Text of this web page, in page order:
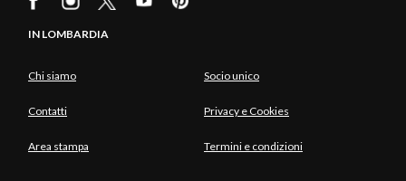
IN LOMBARDIA
Chi siamo Socio unico
Contatti Privacy e Cookies
Area stampa Termini e condizioni